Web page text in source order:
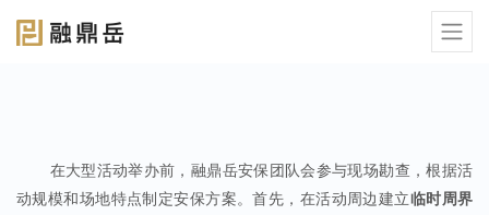
在大型活动举办前， 融鼎岳安保团队会参与现场勘查，根据活
动规模和场地特点制定安保方案。首先，在活动周边建立临时周界